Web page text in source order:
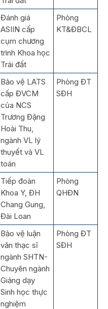
Đánh giá
ASIIN cấp
cụm chương
trình Khoa học
Trái đất
Phòng
KT&ĐBCL
Bảo vệ LATS
cấp ĐVCM
của NCS
Trương Đặng
Hoài Thu,
ngành VL lý
thuyết và VL
toán
Phòng ĐT
SĐH
Tiếp đoàn
Khoa Y, ĐH
Chang Gung,
Đài Loan
Phòng
QHĐN
Bảo vệ luận
văn thạc sĩ
ngành SHTN-
Chuyên ngành
Giảng dạy
Sinh học thực
nghiệm
Phòng ĐT
SĐH